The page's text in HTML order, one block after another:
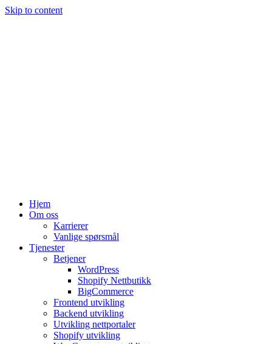
Skip to content
Hjem
Om oss
Karrierer
Vanlige spørsmål
Tjenester
Betjener
WordPress
Shopify Nettbutikk
BigCommerce
Frontend utvikling
Backend utvikling
Utvikling nettportaler
Shopify utvikling